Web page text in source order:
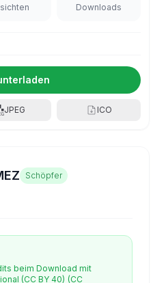
Downloads
JPEG ICO
Schöpfer
beim Download mit
(CC BY 40) (CC